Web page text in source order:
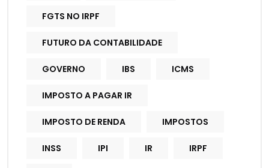
FGTS NO IRPF
FUTURO DA CONTABILIDADE
GOVERNO IBS ICMS
IMPOSTO A PAGAR IR
IMPOSTO DE RENDA IMPOSTOS
INSS IPI IR IRPF